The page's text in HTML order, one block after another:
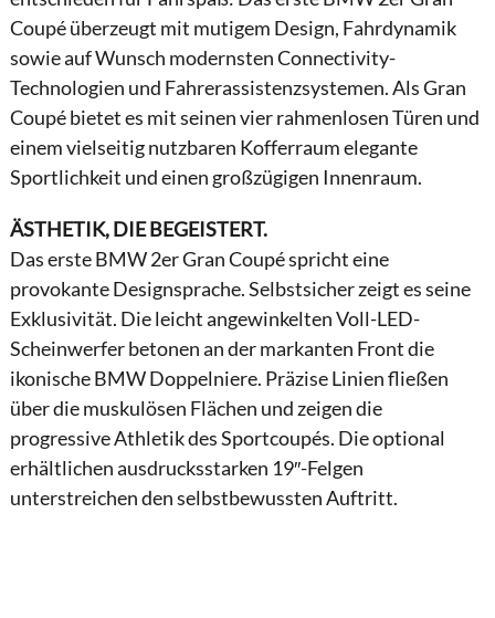
Coupé überzeugt mit mutigem Design, Fahrdynamik
sowie auf Wunsch modernsten Connectivity-
Technologien und Fahrerassistenzsystemen. Als Gran
Coupé bietet es mit seinen vier rahmenlosen Türen und
einem vielseitig nutzbaren Kofferraum elegante
Sportlichkeit und einen großzügigen Innenraum.
ÄSTHETIK, DIE BEGEISTERT.
Das erste BMW 2er Gran Coupé spricht eine
provokante Designsprache. Selbstsicher zeigt es seine
Exklusivität. Die leicht angewinkelten Voll-LED-
Scheinwerfer betonen an der markanten Front die
ikonische BMW Doppelniere. Präzise Linien fließen
über die muskulösen Flächen und zeigen die
progressive Athletik des Sportcoupés. Die optional
erhältlichen ausdrucksstarken 19″-Felgen
unterstreichen den selbstbewussten Auftritt.